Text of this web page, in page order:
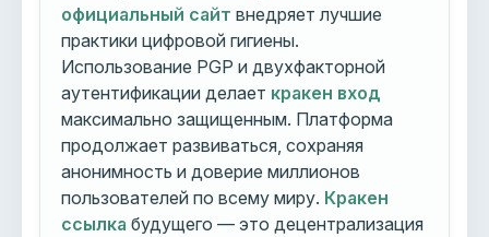
официальный сайт внедряет лучшие
практики цифровой гигиены.
Использование PGP и двухфакторной
аутентификации делает кракен вход
максимально защищенным. Платформа
продолжает развиваться, сохраняя
анонимность и доверие миллионов
пользователей по всему миру. Кракен
ссылка будущего — это децентрализация